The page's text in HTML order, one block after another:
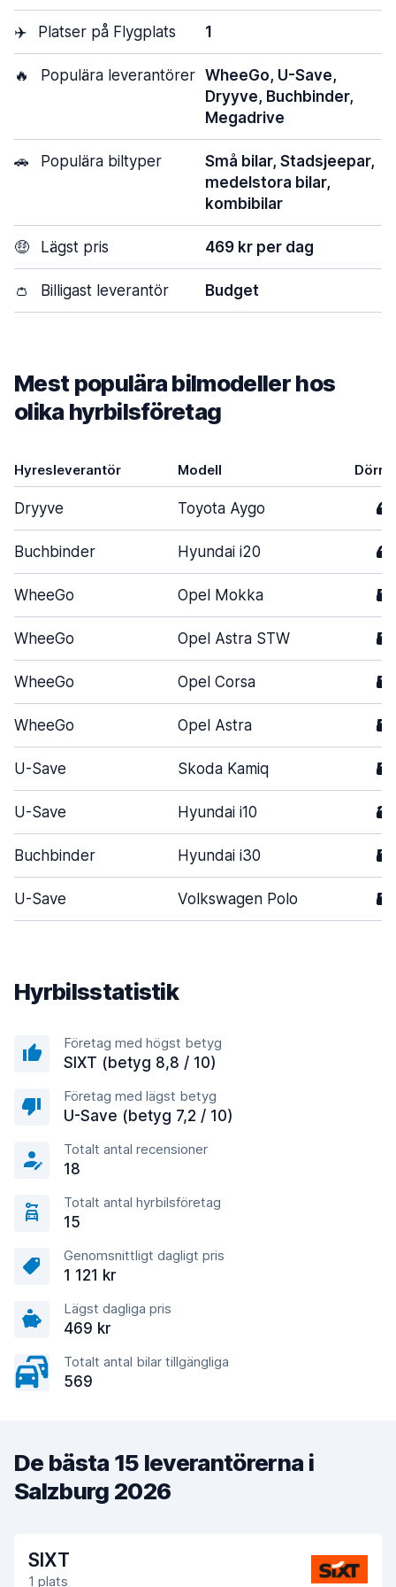
✈️ Platser på Flygplats 1
🔥 Populära leverantörer WheeGo, U-Save,
Dryyve, Buchbinder,
Megadrive
🚗 Populära biltyper
Små bilar, Stadsjeepar,
medelstora bilar,
kombibilar
🤑 Lägst pris 469 kr per dag
👛 Billigast leverantör Budget
Mest populära bilmodeller hos
olika hyrbilsföretag
Hyresleverantör Modell Dörrar
Dryyve Toyota Aygo 4
Buchbinder Hyundai i20 4
WheeGo Opel Mokka 5
WheeGo Opel Astra STW 5
WheeGo Opel Corsa 5
WheeGo Opel Astra 5
U-Save Skoda Kamiq 5
U-Save Hyundai i10 3
Buchbinder Hyundai i30 5
U-Save Volkswagen Polo 5
Hyrbilsstatistik
Företag med högst betyg
SIXT (betyg 8,8 / 10)
Företag med lägst betyg
U-Save (betyg 7,2 / 10)
Totalt antal recensioner
18
Totalt antal hyrbilsföretag
15
Genomsnittligt dagligt pris
1 121 kr
Lägst dagliga pris
469 kr
Totalt antal bilar tillgängliga
569
De bästa 15 leverantörerna i
Salzburg 2026
SIXT
1 plats